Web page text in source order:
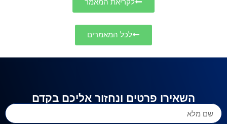
לקריאת המאמר
לכל המאמרים
השאירו פרטים ונחזור אליכם בקדם